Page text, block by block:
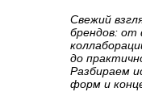
Свежий
брендов:
до
Разбираем
форм и